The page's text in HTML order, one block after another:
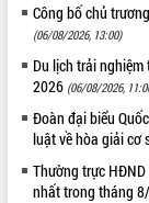
Hôm nay: 22669
Công bố chủ
(06/08/2026, 13:00)
Du lịch trải
2026 (06/08/2026,
Đoàn đại biểu
luật về hòa giải cơ
Thường trực
nhất trong tháng